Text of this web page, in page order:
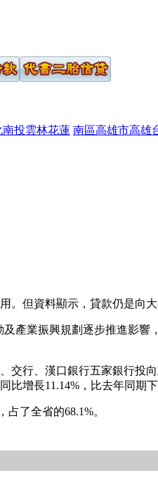
南投雲林花蓮 南區高雄市高雄
但資料顯示，貸款仍是向
產業振興規劃逐步推進影
行、漢口銀行五家銀行投
增長11.14%，比去年同期下
了全省的68.1%。